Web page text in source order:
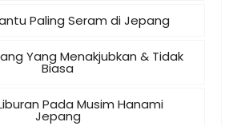
Paling Seram di Jepang
Yang Menakjubkan & Tidak
Biasa
Pada Musim Hanami
Jepang